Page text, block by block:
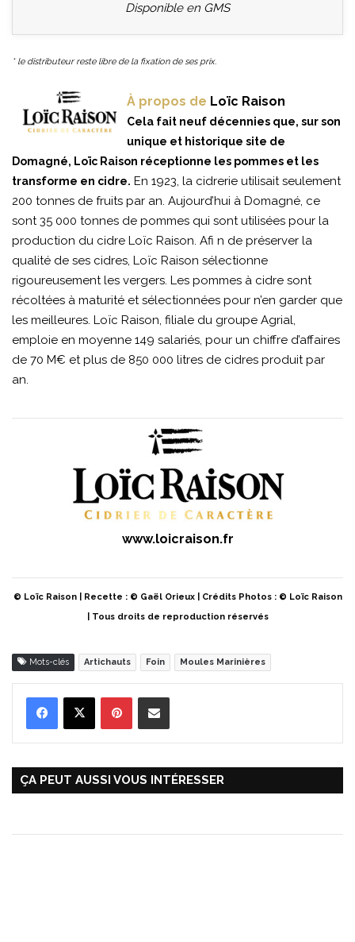
Disponible en GMS
* le distributeur reste libre de la fixation de ses prix.
À propos de Loïc Raison
Cela fait neuf décennies que, sur son
unique et historique site de
Domagné, Loïc Raison réceptionne les pommes et les
transforme en cidre. En 1923, la cidrerie utilisait seulement
200 tonnes de fruits par an. Aujourd’hui à Domagné, ce
sont 35 000 tonnes de pommes qui sont utilisées pour la
production du cidre Loïc Raison. Afi n de préserver la
qualité de ses cidres, Loïc Raison sélectionne
rigoureusement les vergers. Les pommes à cidre sont
récoltées à maturité et sélectionnées pour n’en garder que
les meilleures. Loïc Raison, filiale du groupe Agrial,
emploie en moyenne 149 salariés, pour un chiffre d’affaires
de 70 M€ et plus de 850 000 litres de cidres produit par
an.
www.loicraison.fr
© Loïc Raison | Recette : © Gaël Orieux | Crédits Photos : © Loïc Raison
| Tous droits de reproduction réservés
Mots-clés Artichauts Foin Moules Marinières
ÇA PEUT AUSSI VOUS INTÉRESSER